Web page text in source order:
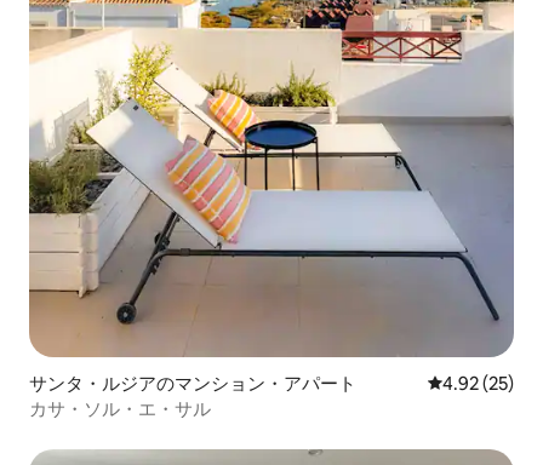
サンタ・ルジアのマンション・アパート レビュー25
4.92 (25)
カサ・ソル・エ・サル